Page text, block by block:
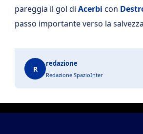
pareggia il gol di Acerbi con
passo importante verso la
R
redazione
Redazione SpazioInter